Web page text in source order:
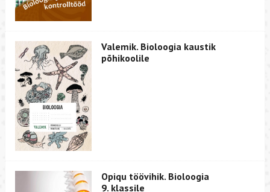
Valemik. Bioloogia kaustik
põhikoolile
Opiqu töövihik. Bioloogia
9. klassile